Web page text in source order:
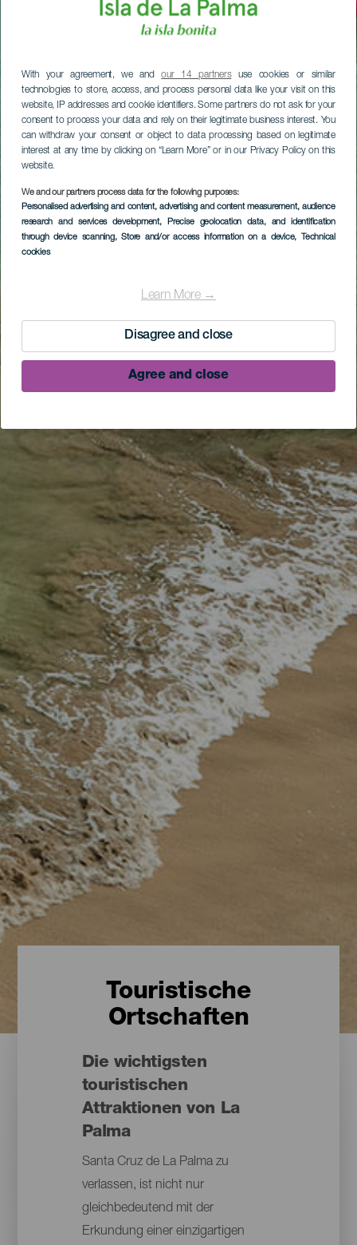
With your agreement, we andour 14 partnersuse cookies or similar
technologies to store, access, and process personal data like your visit on this
website, IP addresses and cookie identifiers. Some partners do not ask for your
consent to process your data and rely on their legitimate business interest. You
can withdraw your consent or object to data processing based on legitimate
interest at any time by clicking on “Learn More” or in our Privacy Policy on this
website.
We and our partners process data for the following purposes:
Personalised advertising and content, advertising and content measurement, audience
research and services development, Precise geolocation data, and identification
through device scanning, Store and/or access information on a device, Technical
cookies
Learn More →
Disagree and close
Agree and close
Touristische
Ortschaften
Die wichtigsten
touristischen
Attraktionen von La
Palma
Santa Cruz de La Palma zu
verlassen, ist nicht nur
gleichbedeutend mit der
Erkundung einer einzigartigen